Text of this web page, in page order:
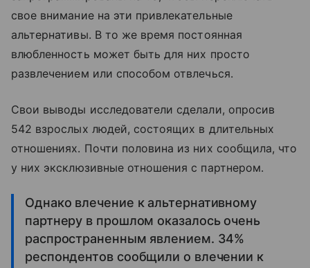
свое внимание на эти привлекательные
альтернативы. В то же время постоянная
влюбленность может быть для них просто
развлечением или способом отвлечься.
Свои выводы исследователи сделали, опросив
542 взрослых людей, состоящих в длительных
отношениях. Почти половина из них сообщила, что
у них эксклюзивные отношения с партнером.
Однако влечение к альтернативному
партнеру в прошлом оказалось очень
распространенным явлением. 34%
респондентов сообщили о влечении к